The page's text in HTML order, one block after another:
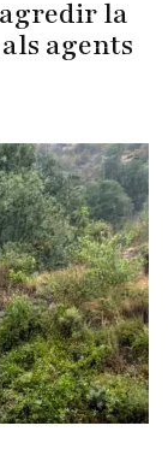
la
agents